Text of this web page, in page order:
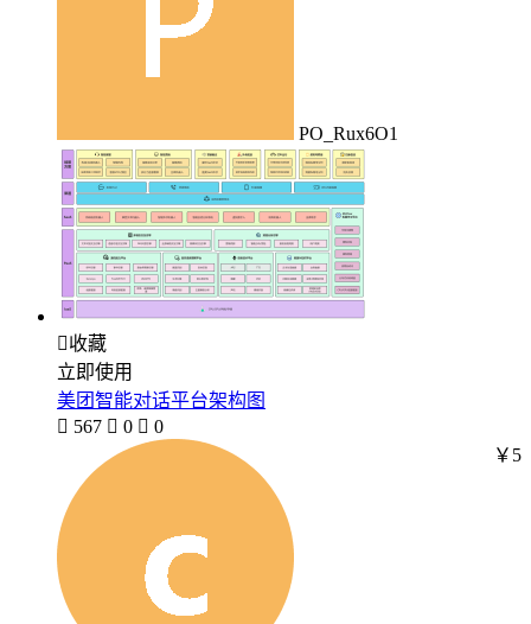
PO_Rux6O1
收藏
立即使用
美团智能对话平台架构图
 567  0  0
￥5